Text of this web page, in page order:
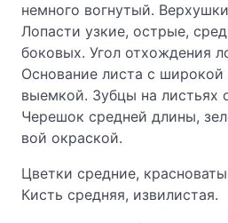
немного вогнутый.
Лопасти узкие, острые,
боковых. Угол отхождения
Основание листа с
выемкой. Зубцы на листьях
Черешок средней длины,
вой окраской.
Цветки средние,
Кисть средняя, извилистая.